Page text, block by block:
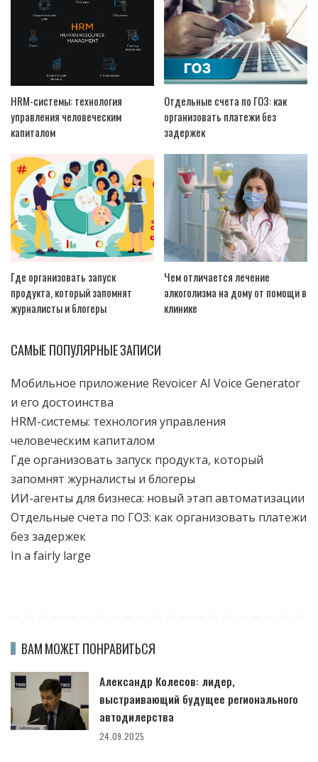
HRM-системы: технология
управления человеческим
капиталом
Отдельные счета по ГОЗ: как
организовать платежи без
задержек
Где организовать запуск
продукта, который запомнят
журналисты и блогеры
Чем отличается лечение
алкоголизма на дому от помощи в
клинике
САМЫЕ ПОПУЛЯРНЫЕ ЗАПИСИ
Мобильное приложение Revoicer AI Voice Generator
и его достоинства
HRM-системы: технология управления
человеческим капиталом
Где организовать запуск продукта, который
запомнят журналисты и блогеры
ИИ-агенты для бизнеса: новый этап автоматизации
Отдельные счета по ГОЗ: как организовать платежи
без задержек
In a fairly large
ВАМ МОЖЕТ ПОНРАВИТЬСЯ
Александр Колесов: лидер,
выстраивающий будущее регионального
автодилерства
24.09.2025